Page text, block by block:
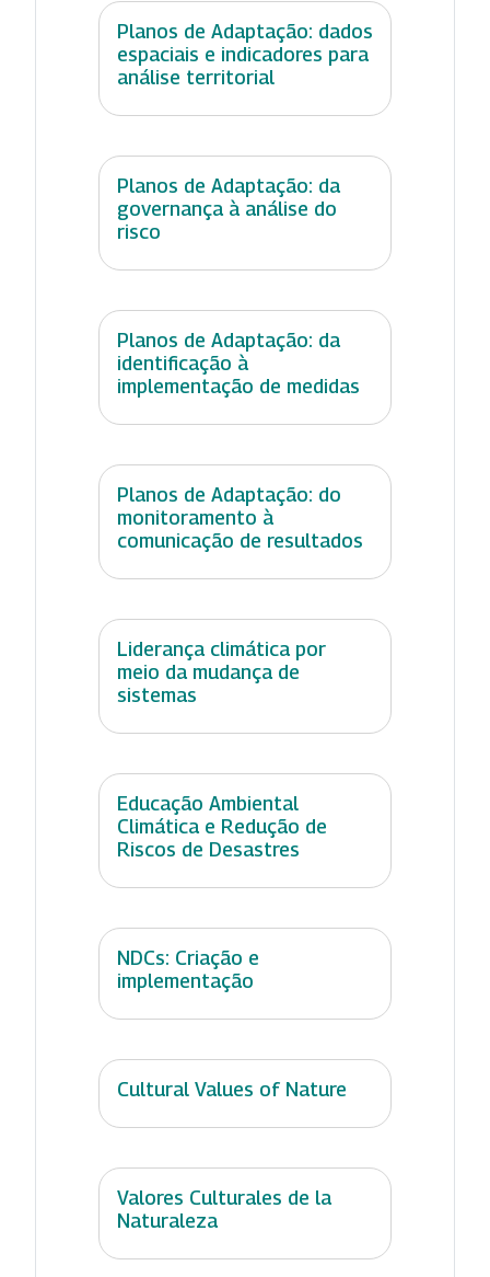
Planos de Adaptação: dados
espaciais e indicadores para
análise territorial
Planos de Adaptação: da
governança à análise do
risco
Planos de Adaptação: da
identificação à
implementação de medidas
Planos de Adaptação: do
monitoramento à
comunicação de resultados
Liderança climática por
meio da mudança de
sistemas
Educação Ambiental
Climática e Redução de
Riscos de Desastres
NDCs: Criação e
implementação
Cultural Values of Nature
Valores Culturales de la
Naturaleza